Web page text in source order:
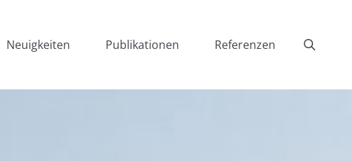
Neuigkeiten Publikationen Referenzen